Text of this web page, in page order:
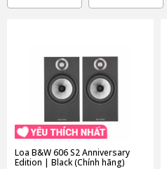
Loa B&W 606 S2 Anniversary
Edition | Black (Chính hãng)